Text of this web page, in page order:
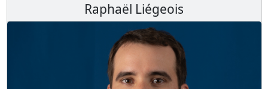
Raphaël Liégeois